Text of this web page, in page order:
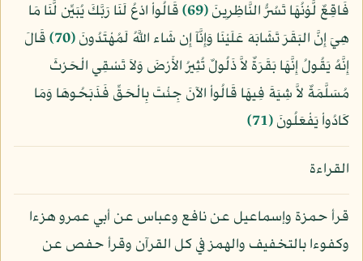
فَاقِعٌ لَّوْنُهَا تَسُرُّ النَّاظِرِينَ﴿69﴾
قَالُواْ ادْعُ لَنَا رَبَّكَ يُبَيِّن لَّنَا مَا
هِيَ إِنَّ البَقَرَ تَشَابَهَ عَلَيْنَا وَإِنَّآ إِن شَاء اللَّهُ لَمُهْتَدُونَ﴿70﴾
قَالَ
إِنَّهُ يَقُولُ إِنَّهَا بَقَرَةٌ لاَّ ذَلُولٌ تُثِيرُ الأَرْضَ وَلاَ تَسْقِي الْحَرْثَ
مُسَلَّمَةٌ لاَّ شِيَةَ فِيهَا قَالُواْ الآنَ جِئْتَ بِالْحَقِّ فَذَبَحُوهَا وَمَا
كَادُواْ يَفْعَلُونَ﴿71﴾
القراءة
قرأ حمزة وإسماعيل عن نافع وعباس عن أبي عمرو هزءا
وكفوءا بالتخفيف والهمز في كل القرآن وقرأ حفص عن